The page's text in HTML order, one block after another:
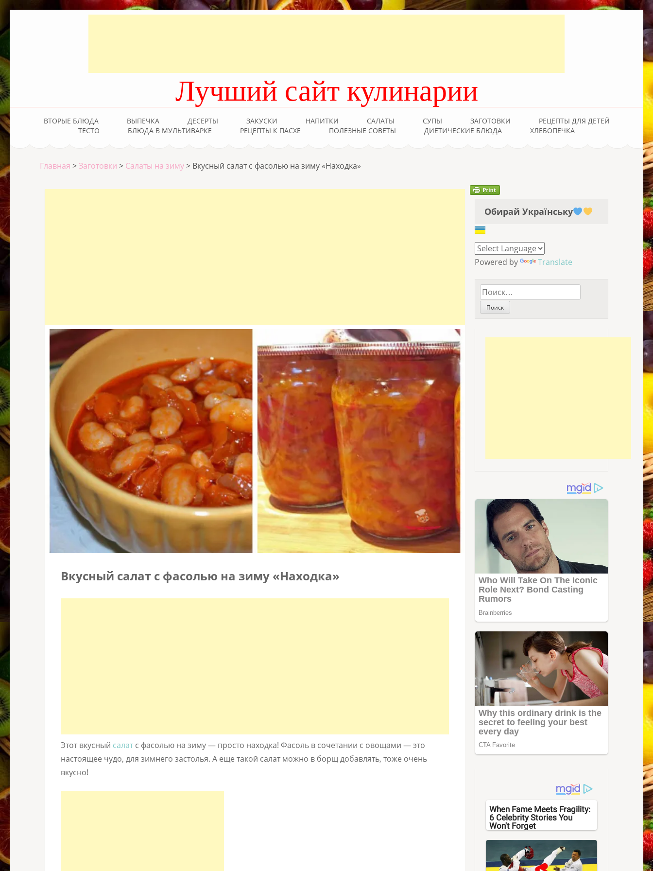
Лучший сайт кулинарии
ВТОРЫЕ БЛЮДА ВЫПЕЧКА ДЕСЕРТЫ ЗАКУСКИ НАПИТКИ САЛАТЫ СУПЫ ЗАГОТОВКИ
РЕЦЕПТЫ ДЛЯ ДЕТЕЙ
ТЕСТО
БЛЮДА В МУЛЬТИВАРКЕ РЕЦЕПТЫ К ПАСХЕ ПОЛЕЗНЫЕ СОВЕТЫ ДИЕТИЧЕСКИЕ БЛЮДА ХЛЕБОПЕЧКА
Главная >Заготовки > Салаты на зиму> Вкусный салат с фасолью на зиму «Находка»
Вкусный салат с фасолью на зиму «Находка»
Этот вкусный салат с фасолью на зиму — просто находка! Фасоль в сочетании с овощами — это
настоящее чудо, для зимнего застолья. А еще такой салат можно в борщ добавлять, тоже очень
вкусно!
Обирай Українську
Powered by Translate
Найти:
When Fame Meets Fragility:
6 Celebrity Stories You
Won't Forget